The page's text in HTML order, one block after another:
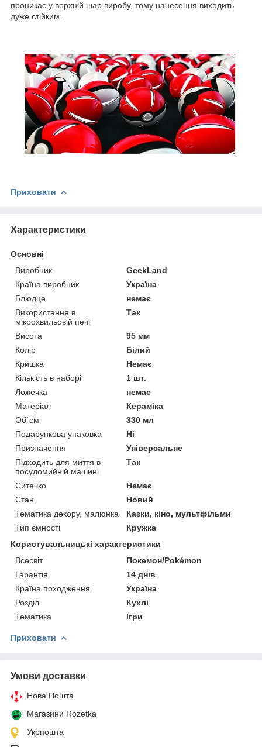
проникає у верхній шар виробу, тому нанесення виходить
дуже стійким.
Приховати
Характеристики
Основні
Виробник
GeekLand
Країна виробник
Україна
Блюдце
немає
Використання в
мікрохвильовій печі
Так
Висота
95 мм
Колір
Білий
Кришка
Немає
Кількість в наборі
1 шт.
Ложечка
немає
Матеріал
Кераміка
Об`єм
330 мл
Подарункова упаковка
Ні
Призначення
Універсальне
Підходить для миття в
посудомийній машині
Так
Ситечко
Немає
Стан
Новий
Тематика декору, малюнка
Казки, кіно, мультфільми
Тип ємності
Кружка
Користувальницькі характеристики
Всесвіт
Покемон/Pokémon
Гарантія
14 днів
Країна походження
Україна
Розділ
Кухлі
Тематика
Ігри
Приховати
Умови доставки
Нова Пошта
Магазини Rozetka
Укрпошта